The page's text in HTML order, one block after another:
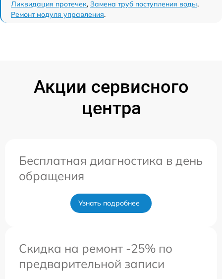
Ликвидация протечек, Замена труб поступления воды,
Ремонт модуля управления.
Акции сервисного
центра
Бесплатная диагностика в день
обращения
Узнать подробнее
Скидка на ремонт -25% по
предварительной записи